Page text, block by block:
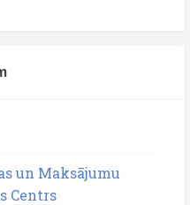
un Maksājumu
Centrs